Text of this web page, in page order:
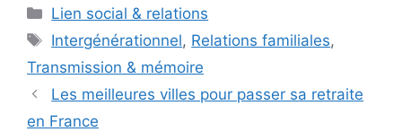
Catégories
Lien social & relations
Étiquettes
Intergénérationnel, Relations familiales,
Transmission & mémoire
Les meilleures villes pour passer sa retraite
en France